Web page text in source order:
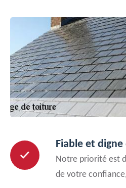
Fiable et
Notre priorité est
de votre